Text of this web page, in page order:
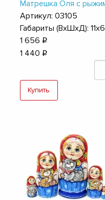
Матрешка Оля с
Артикул: 03105
Габариты (ВхШхД):
1 656 q
1 440 q
Купить